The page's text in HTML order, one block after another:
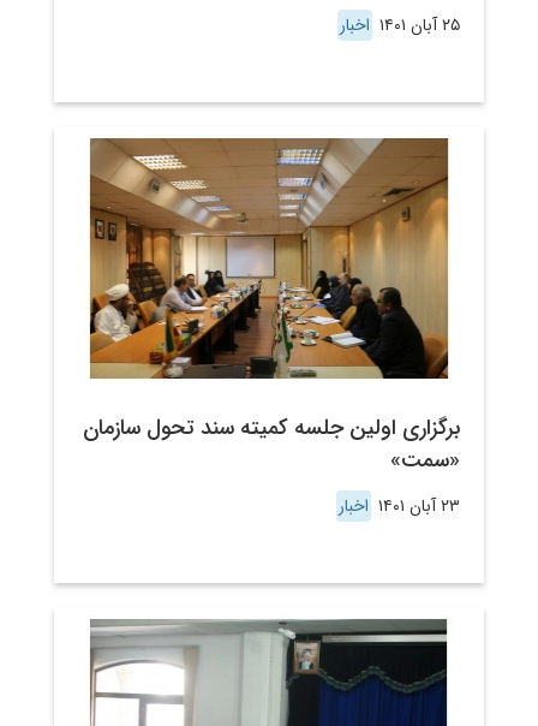
۲۵ آبان ۱۴۰۱ اخبار
برگزاری اولین جلسه کمیته سند تحول سازمان
«سمت»
۲۳ آبان ۱۴۰۱ اخبار